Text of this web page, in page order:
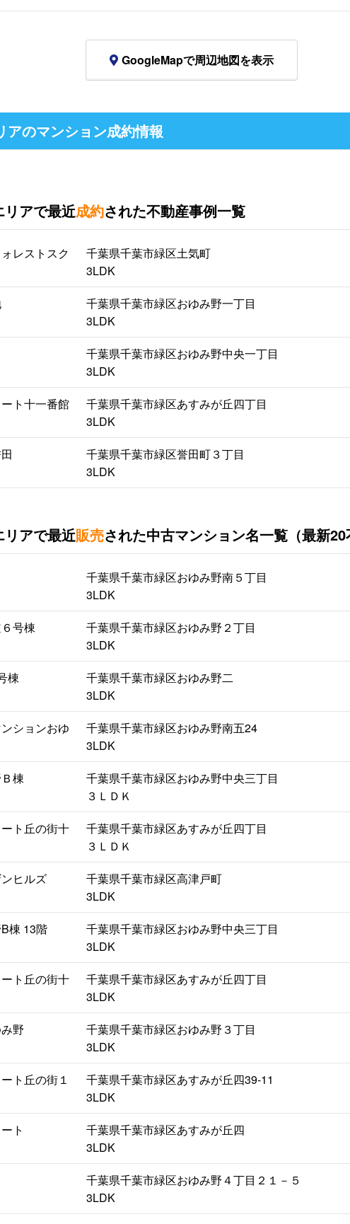
GoogleMapで周辺地図を表示
アのマンション成約情報
アで最近成約された不動産事例一覧
レストスク
千葉県千葉市緑区土気町
3LDK
千葉県千葉市緑区おゆみ野一丁目
3LDK
千葉県千葉市緑区おゆみ野中央一丁目
3LDK
ト十一番館
千葉県千葉市緑区あすみが丘四丁目
3LDK
千葉県千葉市緑区誉田町３丁目
3LDK
アで最近販売された中古マンション名一覧（最新
千葉県千葉市緑区おゆみ野南５丁目
3LDK
号棟
千葉県千葉市緑区おゆみ野２丁目
3LDK
棟
千葉県千葉市緑区おゆみ野二
3LDK
ションおゆ
千葉県千葉市緑区おゆみ野南五24
3LDK
棟
千葉県千葉市緑区おゆみ野中央三丁目
３ＬＤＫ
ト丘の街十
千葉県千葉市緑区あすみが丘四丁目
３ＬＤＫ
ヒルズ
千葉県千葉市緑区高津戸町
3LDK
棟 13階
千葉県千葉市緑区おゆみ野中央三丁目
3LDK
ト丘の街十
千葉県千葉市緑区あすみが丘四丁目
3LDK
野
千葉県千葉市緑区おゆみ野３丁目
3LDK
ト丘の街１
千葉県千葉市緑区あすみが丘四39-11
3LDK
ト
千葉県千葉市緑区あすみが丘四
3LDK
千葉県千葉市緑区おゆみ野４丁目２１－５
3LDK